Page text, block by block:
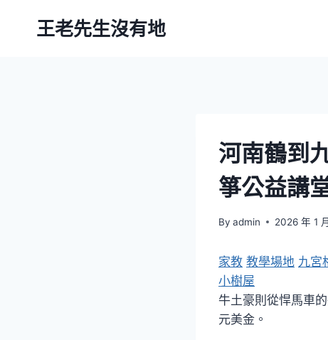
王老先生沒有地
河南鶴到
箏公益講
By admin 2026 年 1
家教 教學場地 九宮
小樹屋
牛土豪則從悍馬車
元美金。